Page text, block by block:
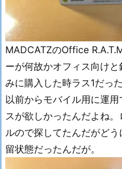
MADCATZのOffice
ーが何故かオフィス向け
みに購入した時ラス1だっ
以前からモバイル用に運
スが欲しかったんだよね
ルので探してたんだがど
留状態だったんだが。